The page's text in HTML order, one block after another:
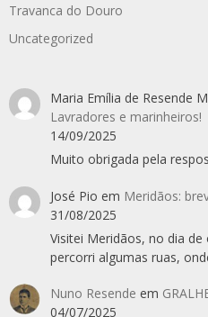
Travanca do Douro
Uncategorized
Maria Emília de Resende
Lavradores e marinheiros!
14/09/2025
Muito obrigada pela
José Pio em Meridãos:
31/08/2025
Visitei Meridãos, no dia
percorri algumas ruas,
Nuno Resende em
04/07/2025